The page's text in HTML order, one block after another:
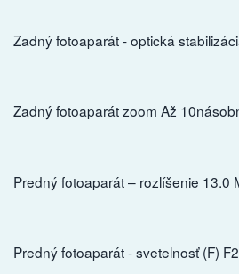
Zadný fotoaparát - optická
Zadný fotoaparát zoom Až
Predný fotoaparát – rozlíšenie 13.0
Predný fotoaparát - svetelnosť (F)